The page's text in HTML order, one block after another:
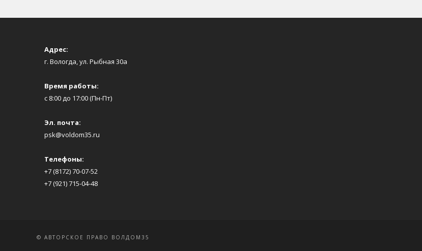
Адрес:
г. Вологда, ул. Рыбная 30а
Время работы:
с 8:00 до 17:00 (Пн-Пт)
Эл. почта:
psk@voldom35.ru
Телефоны:
+7 (8172) 70-07-52
+7 (921) 715-04-48
© АВТОРСКОЕ ПРАВО ВОЛДОМ35